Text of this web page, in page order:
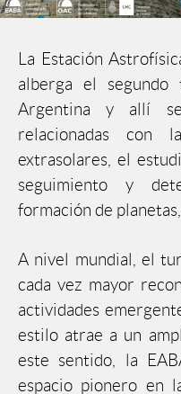
La Estación
alberga el segundo
Argentina y allí se
relacionadas con
extrasolares, el
seguimiento y
formación de
A nivel mundial, el
cada vez mayor
actividades
estilo atrae a un
este sentido, la
espacio pionero en